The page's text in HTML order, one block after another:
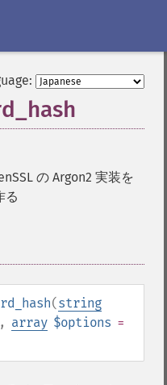
の Argon2 実装を
る
(string
, array $options =